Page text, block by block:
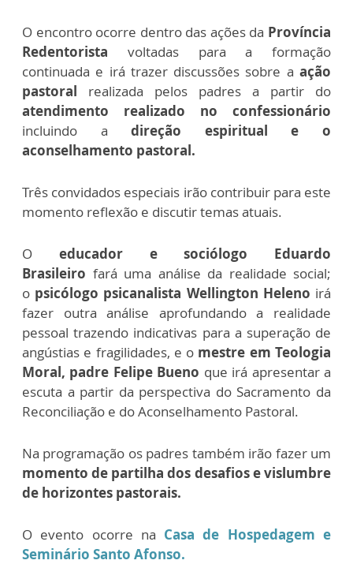
O encontro ocorre dentro das ações da Província
Redentorista voltadas para a formação
continuada e irá trazer discussões sobre a ação
pastoral realizada pelos padres a partir do
atendimento realizado no
confessionário
incluindo adireção espiritual e o
aconselhamento pastoral.
Três convidados especiais irão contribuir para este
momento reflexão e discutir temas atuais.
O educador e sociólogo Eduardo
Brasileiro fará uma análise da realidade social;
o psicólogo psicanalista Wellington Heleno irá
fazer outra análise aprofundando a realidade
pessoal trazendo indicativas para a superação de
angústias e fragilidades, e o mestre em Teologia
Moral, padre Felipe Bueno que irá apresentar a
escuta a partir da perspectiva do Sacramento da
Reconciliação e do Aconselhamento Pastoral.
Na programação os padres também irão fazer um
momento de partilha dos desafios e vislumbre
de horizontes pastorais.
O evento ocorre na Casa de Hospedagem e
Seminário Santo Afonso.